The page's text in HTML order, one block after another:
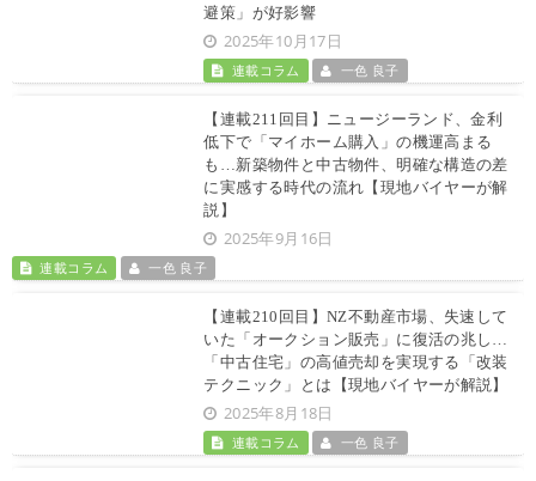
避策」が好影響
2025年10月17日
連載コラム 一色 良子
【連載211回目】ニュージーランド、金利
低下で「マイホーム購入」の機運高まる
も…新築物件と中古物件、明確な構造の差
に実感する時代の流れ【現地バイヤーが解
説】
2025年9月16日
連載コラム 一色 良子
【連載210回目】NZ不動産市場、失速して
いた「オークション販売」に復活の兆し…
「中古住宅」の高値売却を実現する「改装
テクニック」とは【現地バイヤーが解説】
2025年8月18日
連載コラム 一色 良子